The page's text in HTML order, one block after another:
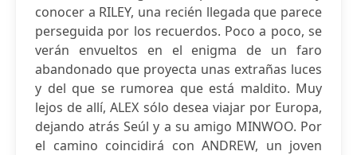
conocer a RILEY, una recién llegada que parece
perseguida por los recuerdos. Poco a poco, se
verán envueltos en el enigma de un faro
abandonado que proyecta unas extrañas luces
y del que se rumorea que está maldito. Muy
lejos de allí, ALEX sólo desea viajar por Europa,
dejando atrás Seúl y a su amigo MINWOO. Por
el camino coincidirá con ANDREW, un joven